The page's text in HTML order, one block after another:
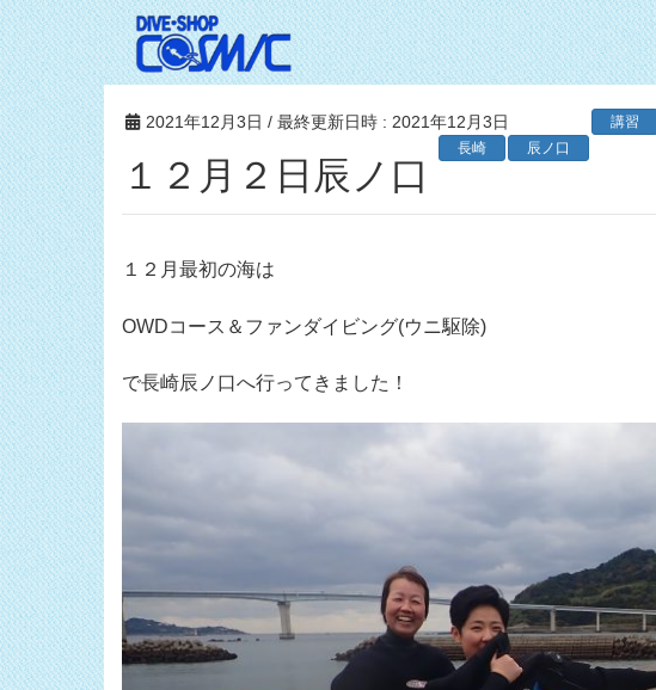
2021年12月3日 / 最終更新日時 : 2021年12月3日
講習
辰ノ口
長崎
１２月２日辰ノ口
１２月最初の海は
OWDコース＆ファンダイビング(ウニ駆除)
で長崎辰ノ口へ行ってきました！